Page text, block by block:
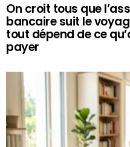
On croit tous que
bancaire suit le
tout dépend de ce
payer